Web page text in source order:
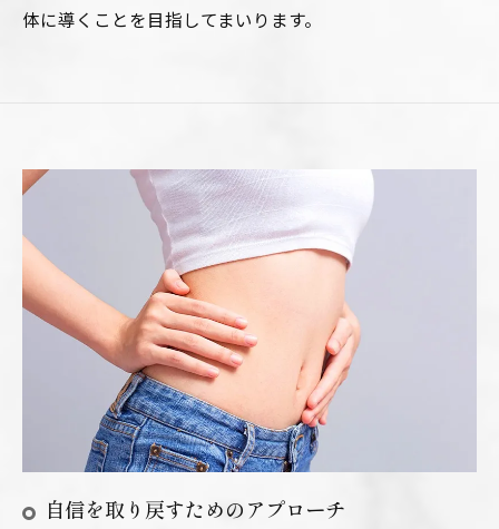
体に導くことを目指してまいります。
自信を取り戻すためのアプローチ